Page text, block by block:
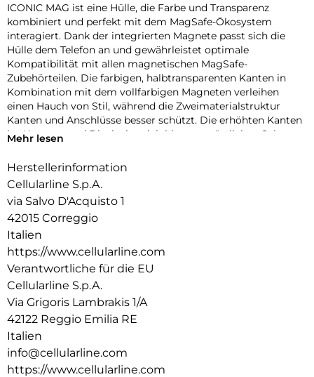
ICONIC MAG ist eine Hülle, die Farbe und Transparenz
kombiniert und perfekt mit dem MagSafe-Ökosystem
interagiert. Dank der integrierten Magnete passt sich die
Hülle dem Telefon an und gewährleistet optimale
Kompatibilität mit allen magnetischen MagSafe-
Zubehörteilen. Die farbigen, halbtransparenten Kanten in
Kombination mit dem vollfarbigen Magneten verleihen
einen Hauch von Stil, während die Zweimaterialstruktur
Kanten und Anschlüsse besser schützt. Die erhöhten Kanten
im Kamera- und Displaybereich bieten zusätzlichen Schutz
geschützt und immer einsatzbereit mit dem MagSafe-
Mehr lesen
Herstellerinformation
Cellularline S.p.A.
via Salvo D'Acquisto 1
42015 Correggio
Italien
https://www.cellularline.com
Verantwortliche für die EU
Cellularline S.p.A.
Via Grigoris Lambrakis 1/A
42122 Reggio Emilia RE
Italien
info@cellularline.com
https://www.cellularline.com